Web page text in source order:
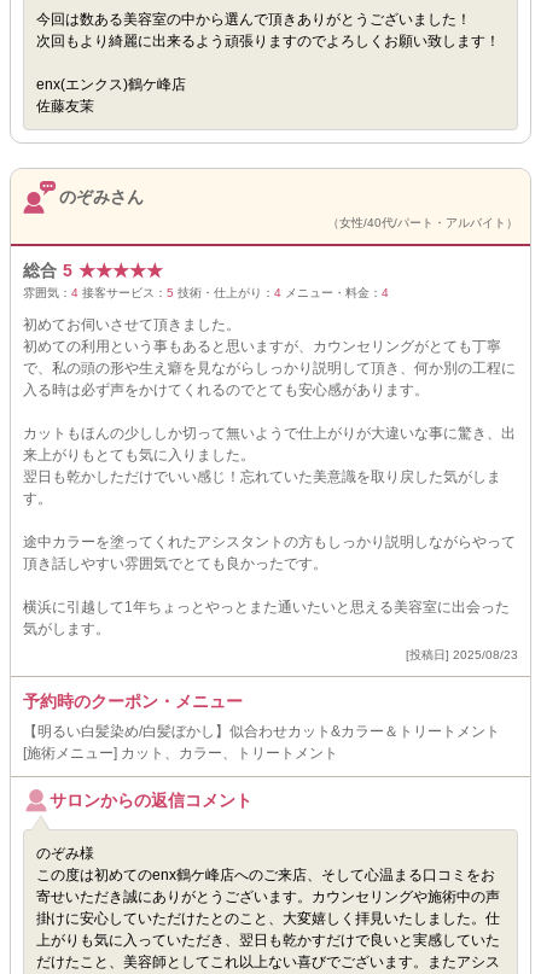
今回は数ある美容室の中から選んで頂きありがとうございました！
次回もより綺麗に出来るよう頑張りますのでよろしくお願い致します！
enx(エンクス)鶴ケ峰店
佐藤友茉
のぞみさん
（女性/40代/パート・アルバイト）
総合 5 ★★★★★
雰囲気： 4 接客サービス： 5 技術・仕上がり： 4 メニュー・料金： 4
初めてお伺いさせて頂きました。
初めての利用という事もあると思いますが、カウンセリングがとても丁寧
で、私の頭の形や生え癖を見ながらしっかり説明して頂き、何か別の工程に
入る時は必ず声をかけてくれるのでとても安心感があります。
カットもほんの少ししか切って無いようで仕上がりが大違いな事に驚き、出
来上がりもとても気に入りました。
翌日も乾かしただけでいい感じ！忘れていた美意識を取り戻した気がしま
す。
途中カラーを塗ってくれたアシスタントの方もしっかり説明しながらやって
頂き話しやすい雰囲気でとても良かったです。
横浜に引越して1年ちょっとやっとまた通いたいと思える美容室に出会った
気がします。
[投稿日] 2025/08/23
予約時のクーポン・メニュー
【明るい白髪染め/白髪ぼかし】似合わせカット&カラー＆トリートメント
[施術メニュー] カット、カラー、トリートメント
サロンからの返信コメント
のぞみ様
この度は初めてのenx鶴ケ峰店へのご来店、そして心温まる口コミをお
寄せいただき誠にありがとうございます。カウンセリングや施術中の声
掛けに安心していただけたとのこと、大変嬉しく拝見いたしました。仕
上がりも気に入っていただき、翌日も乾かすだけで良いと実感していた
だけたこと、美容師としてこれ以上ない喜びでございます。またアシス